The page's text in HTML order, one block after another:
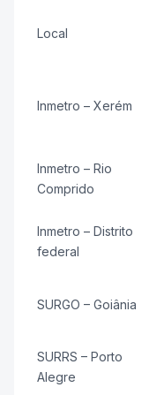
Local
Inmetro – Xerém
Inmetro – Rio
Comprido
Inmetro – Distrito
federal
SURGO – Goiânia
SURRS – Porto
Alegre